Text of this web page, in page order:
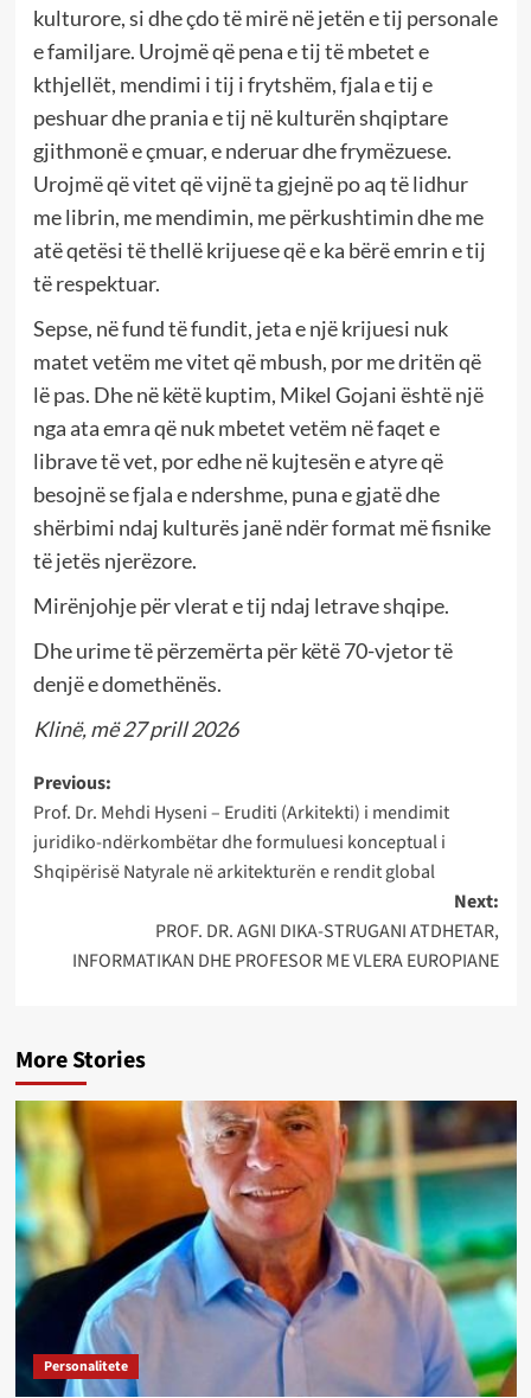
kulturore, si dhe çdo të mirë në jetën e tij personale
e familjare. Urojmë që pena e tij të mbetet e
kthjellët, mendimi i tij i frytshëm, fjala e tij e
peshuar dhe prania e tij në kulturën shqiptare
gjithmonë e çmuar, e nderuar dhe frymëzuese.
Urojmë që vitet që vijnë ta gjejnë po aq të lidhur
me librin, me mendimin, me përkushtimin dhe me
atë qetësi të thellë krijuese që e ka bërë emrin e tij
të respektuar.
Sepse, në fund të fundit, jeta e një krijuesi nuk
matet vetëm me vitet që mbush, por me dritën që
lë pas. Dhe në këtë kuptim, Mikel Gojani është një
nga ata emra që nuk mbetet vetëm në faqet e
librave të vet, por edhe në kujtesën e atyre që
besojnë se fjala e ndershme, puna e gjatë dhe
shërbimi ndaj kulturës janë ndër format më fisnike
të jetës njerëzore.
Mirënjohje për vlerat e tij ndaj letrave shqipe.
Dhe urime të përzemërta për këtë 70-vjetor të
denjë e domethënës.
Klinë, më 27 prill 2026
Post
navigation
Previous:
Prof. Dr. Mehdi Hyseni – Eruditi (Arkitekti) i mendimit
juridiko-ndërkombëtar dhe formuluesi konceptual i
Shqipërisë Natyrale në arkitekturën e rendit global
Next:
PROF. DR. AGNI DIKA-STRUGANI ATDHETAR,
INFORMATIKAN DHE PROFESOR ME VLERA EUROPIANE
More Stories
Personalitete